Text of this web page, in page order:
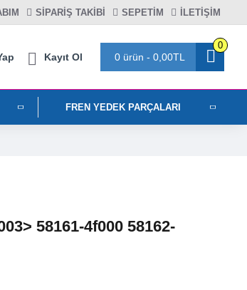
SIPARIŞ TAKIBI SEPETIM İLETİŞİM
Kayıt Ol 0 ürün - 0,00TL
0
FREN YEDEK PARÇALARI
58161-4f000 58162-